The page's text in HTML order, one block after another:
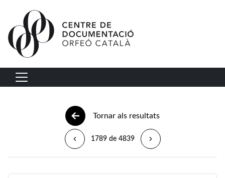
Vés al contingut
Navegació principal
Tornar als resultats
1789 de 4839